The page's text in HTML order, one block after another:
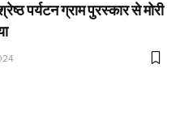
पर्यटन ग्राम पुरस्कार से मोरी